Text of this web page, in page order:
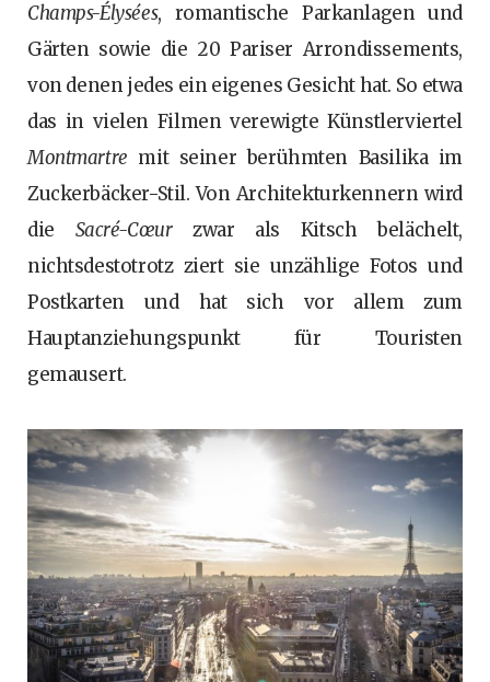
Champs-Élysées, romantische Parkanlagen und
Gärten sowie die 20 Pariser Arrondissements,
von denen jedes ein eigenes Gesicht hat. So etwa
das in vielen Filmen verewigte Künstlerviertel
Montmartre mit seiner berühmten Basilika im
Zuckerbäcker-Stil. Von Architekturkennern wird
die Sacré-Cœurzwar als Kitsch belächelt,
nichtsdestotrotz ziert sie unzählige Fotos und
Postkarten und hat sich vor allem zum
Hauptanziehungspunkt für Touristen
gemausert.